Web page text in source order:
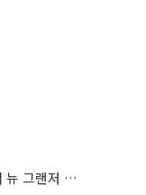
효율·AI 더했다…더 강하고 알뜰해진 ‘더 뉴 그랜저 하이브리드’